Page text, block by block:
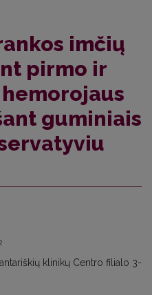
imčių
pirmo ir
guminiais
2
klinikų Centro filialo 3-